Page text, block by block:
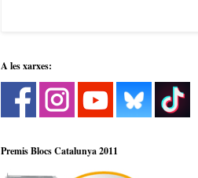
A les xarxes:
Premis Blocs Catalunya 2011